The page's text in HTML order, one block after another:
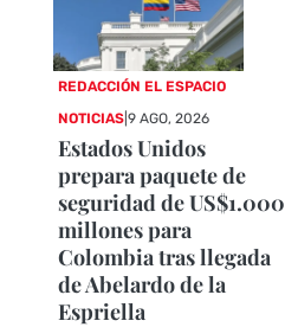
REDACCIÓN EL ESPACIO
NOTICIAS |9 AGO, 2026
Estados Unidos
prepara paquete de
seguridad de US$1.000
millones para
Colombia tras llegada
de Abelardo de la
Espriella